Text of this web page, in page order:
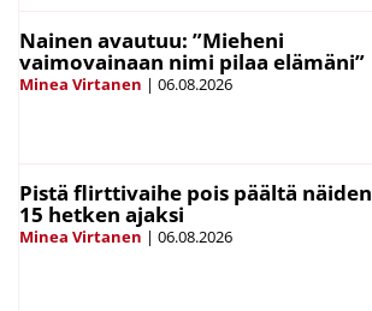
Nainen avautuu: ”Mieheni
vaimovainaan nimi pilaa elämäni”
Minea Virtanen | 06.08.2026
Pistä flirttivaihe pois päältä näiden
15 hetken ajaksi
Minea Virtanen | 06.08.2026